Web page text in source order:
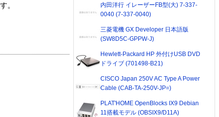
。
内田洋行 イレーザーFB型(大) 7-337-
0040 (7-337-0040)
三菱電機 GX Developer 日本語版
(SW8D5C-GPPW-J)
Hewlett-Packard HP 外付けUSB DVD
ドライブ (701498-B21)
CISCO Japan 250V AC Type A Power
Cable (CAB-TA-250V-JP=)
PLAT'HOME OpenBlocks IX9 Debian
11搭載モデル (OBSIX9/D11A)